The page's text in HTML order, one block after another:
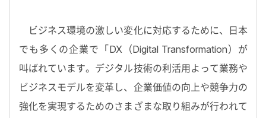
ビジネス環境の激しい変化に対応するために、日本
でも多くの企業で「DX（Digital Transformation）が
叫ばれています。デジタル技術の利活用よって業務や
ビジネスモデルを変革し、企業価値の向上や競争力の
強化を実現するためのさまざまな取り組みが行われて